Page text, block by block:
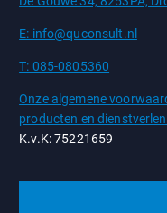
E: info@quconsult.nl
T: 085-0805360
Onze algemene
producten en
K.v.K: 75221659